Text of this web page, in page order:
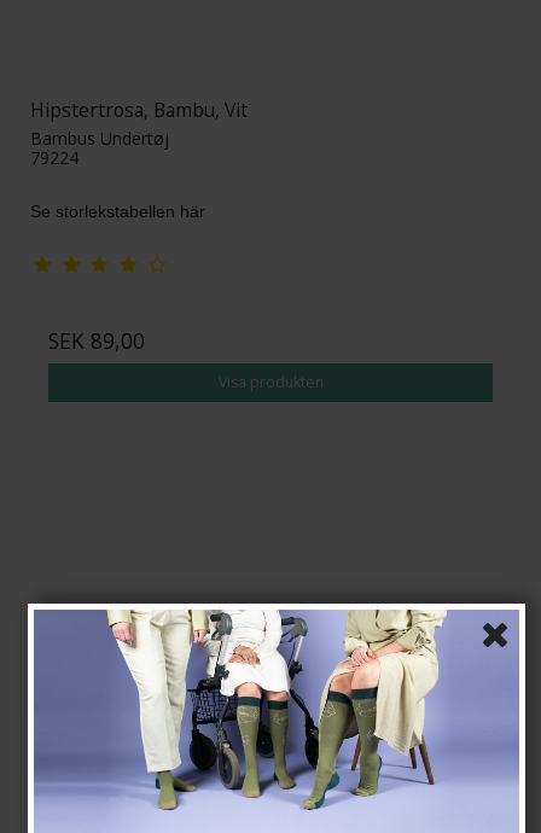
Hipstertrosa, Bambu, Vit
Bambus Undertøj
79224
Se storlekstabellen här
SEK 89,00
Visa produkten